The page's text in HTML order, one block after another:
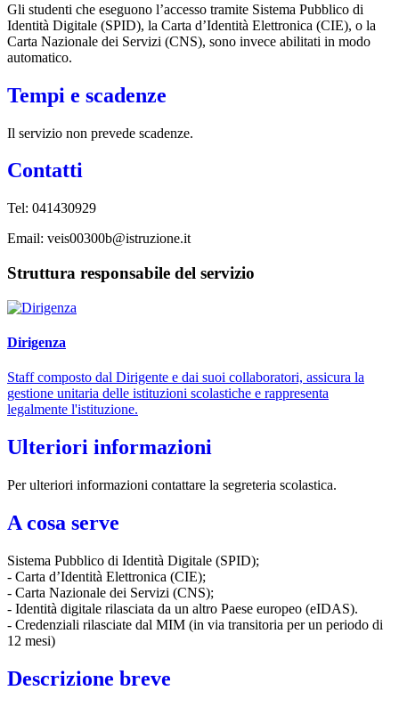
Gli studenti che eseguono l’accesso tramite Sistema Pubblico di
Identità Digitale (SPID), la Carta d’Identità Elettronica (CIE), o la
Carta Nazionale dei Servizi (CNS), sono invece abilitati in modo
automatico.
Tempi e scadenze
Il servizio non prevede scadenze.
Contatti
Tel: 041430929
Email: veis00300b@istruzione.it
Struttura responsabile del servizio
Dirigenza
Staff composto dal Dirigente e dai suoi collaboratori, assicura la
gestione unitaria delle istituzioni scolastiche e rappresenta
legalmente l'istituzione.
Ulteriori informazioni
Per ulteriori informazioni contattare la segreteria scolastica.
A cosa serve
Sistema Pubblico di Identità Digitale (SPID);
- Carta d’Identità Elettronica (CIE);
- Carta Nazionale dei Servizi (CNS);
- Identità digitale rilasciata da un altro Paese europeo (eIDAS).
- Credenziali rilasciate dal MIM (in via transitoria per un periodo di
12 mesi)
Descrizione breve